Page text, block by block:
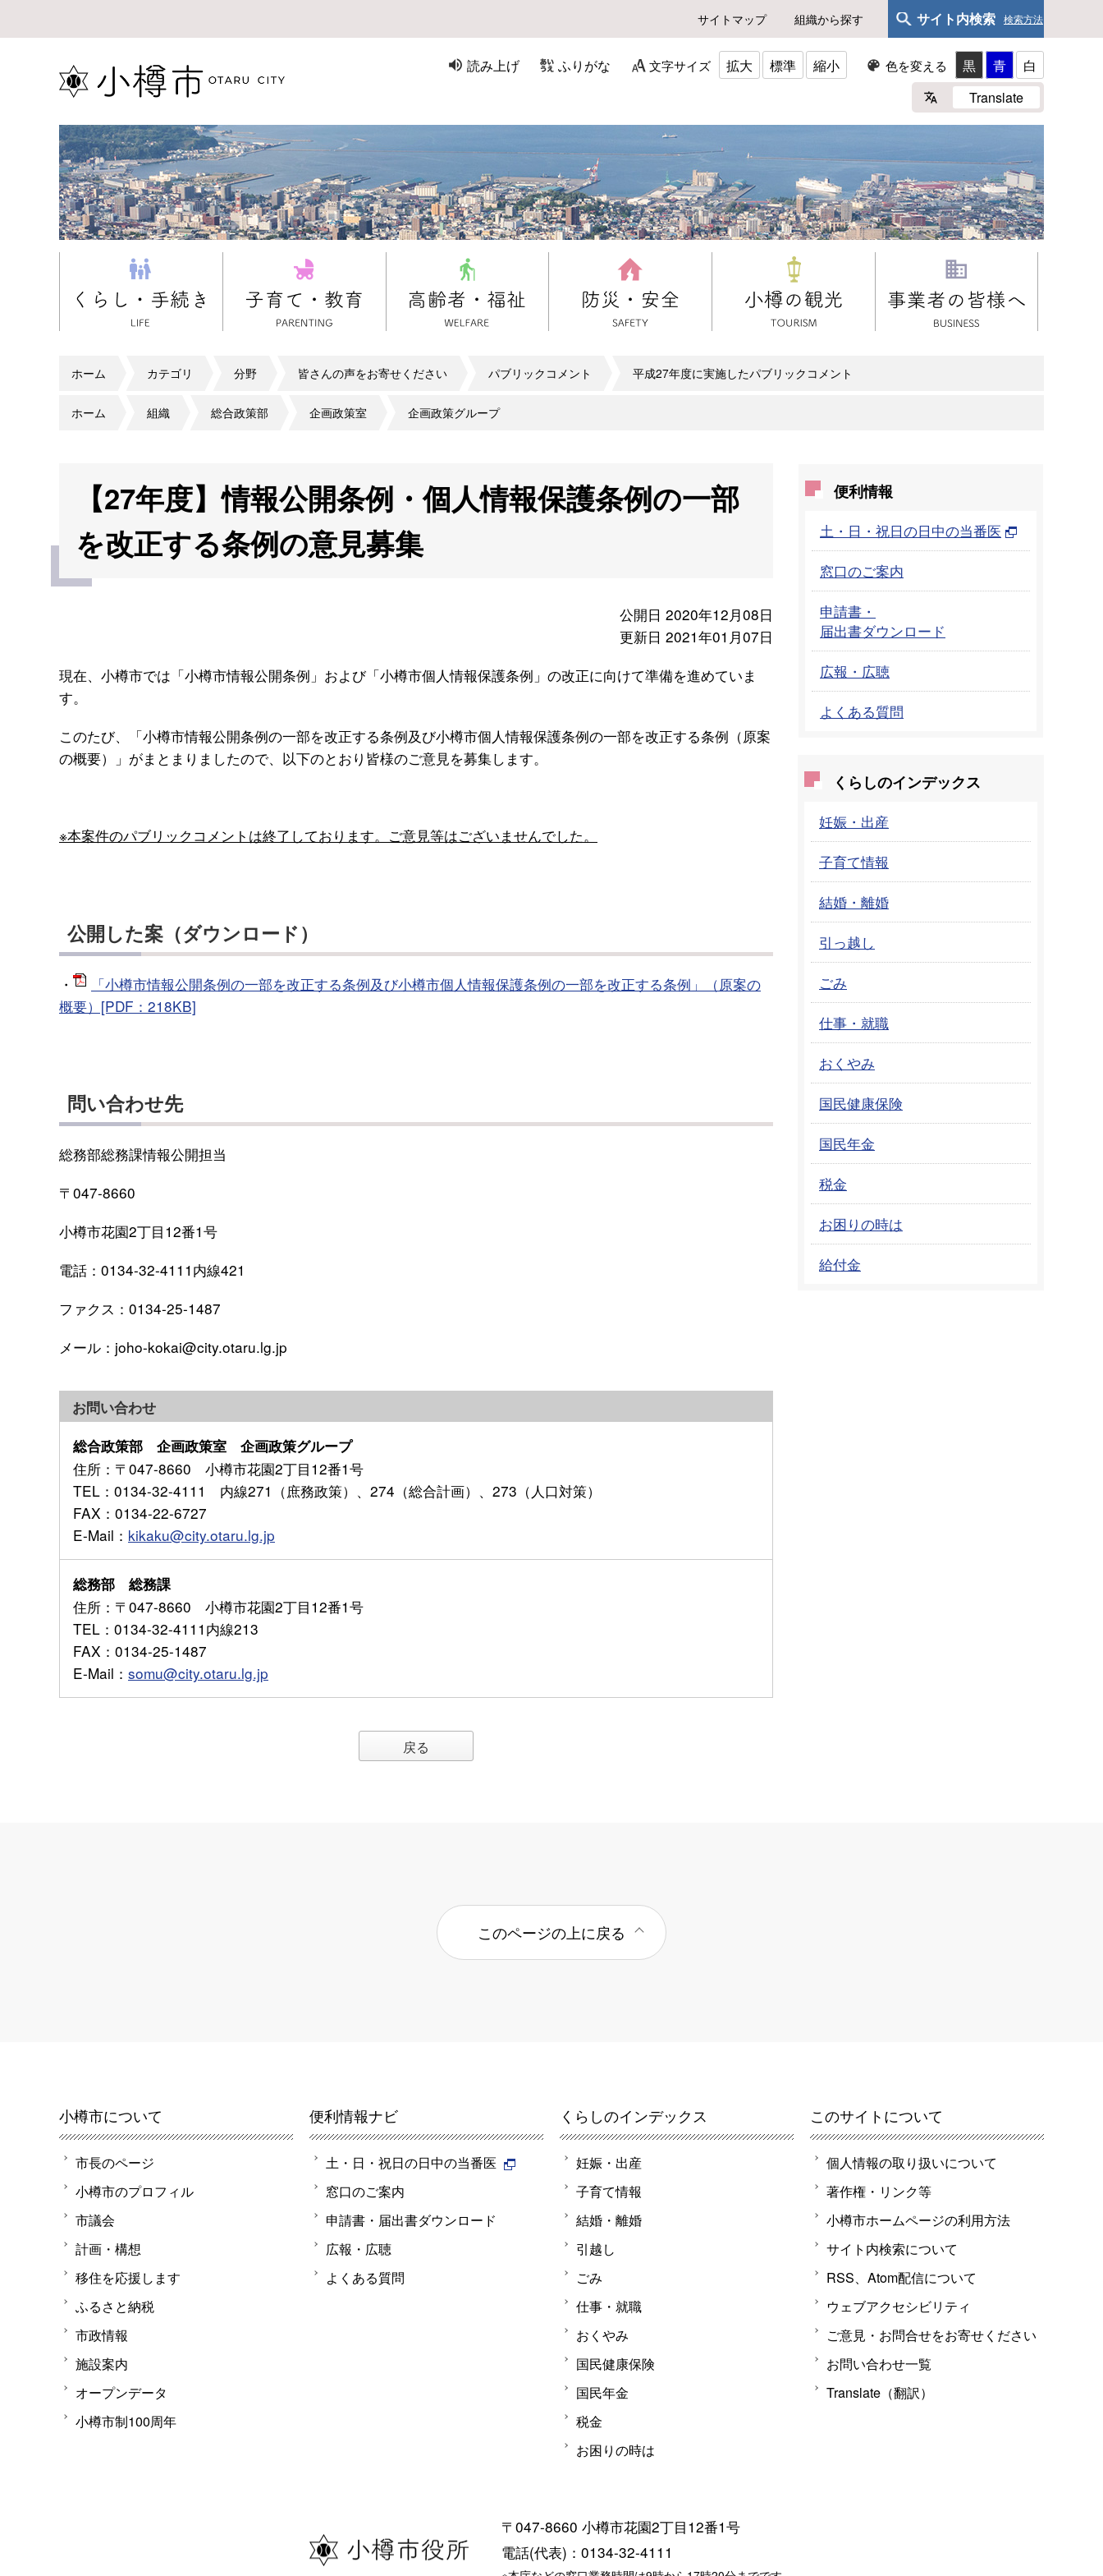
サイトマップ 組織から探す サイト内検索 検索方法
読み上げ ふりがな 文字サイズ 拡大 標準 縮小 色を変える 黒 青
白
Translate
ホーム カテゴリ 分野 皆さんの声をお寄せください パブリックコメント 平成27年度に実施したパブリックコメント
ホーム 組織 総合政策部 企画政策室 企画政策グループ
【27年度】情報公開条例・個人情報保護条例の一部
を改正する条例の意見募集
公開日 2020年12月08日
更新日 2021年01月07日
現在、小樽市では「小樽市情報公開条例」および「小樽市個人情報保護条例」の改正に向けて準備を進めていま
す。
このたび、「小樽市情報公開条例の一部を改正する条例及び小樽市個人情報保護条例の一部を改正する条例（原案
の概要）」がまとまりましたので、以下のとおり皆様のご意見を募集します。
※本案件のパブリックコメントは終了しております。ご意見等はございませんでした。
公開した案（ダウンロード）
・
「小樽市情報公開条例の一部を改正する条例及び小樽市個人情報保護条例の一部を改正する条例」（原案の
概要）[PDF：218KB]
問い合わせ先
総務部総務課情報公開担当
〒047-8660
小樽市花園2丁目12番1号
電話：0134-32-4111内線421
ファクス：0134-25-1487
メール：joho-kokai@city.otaru.lg.jp
お問い合わせ
総合政策部 企画政策室 企画政策グループ
住所 ：〒047-8660 小樽市花園2丁目12番1号
TEL ：0134-32-4111 内線271（庶務政策）、274（総合計画）、273（人口対策）
FAX ：0134-22-6727
E-Mail ： kikaku@city.otaru.lg.jp
総務部 総務課
住所 ：〒047-8660 小樽市花園2丁目12番1号
TEL ：0134-32-4111内線213
FAX ：0134-25-1487
E-Mail ： somu@city.otaru.lg.jp
戻る
便利情報
土・日・祝日の日中の当番医
窓口のご案内
申請書・
届出書ダウンロード
広報・広聴
よくある質問
くらしのインデックス
妊娠・出産
子育て情報
結婚・離婚
引っ越し
ごみ
仕事・就職
おくやみ
国民健康保険
国民年金
税金
お困りの時は
給付金
このページの上に戻る
小樽市について
市長のページ
小樽市のプロフィル
市議会
計画・構想
移住を応援します
ふるさと納税
市政情報
施設案内
オープンデータ
小樽市制100周年
便利情報ナビ
土・日・祝日の日中の当番医
窓口のご案内
申請書・届出書ダウンロード
広報・広聴
よくある質問
くらしのインデックス
妊娠・出産
子育て情報
結婚・離婚
引越し
ごみ
仕事・就職
おくやみ
国民健康保険
国民年金
税金
お困りの時は
このサイトについて
個人情報の取り扱いについて
著作権・リンク等
小樽市ホームページの利用方法
サイト内検索について
RSS、Atom配信について
ウェブアクセシビリティ
ご意見・お問合せをお寄せください
お問い合わせ一覧
Translate（翻訳）
〒047-8660 小樽市花園2丁目12番1号
電話(代表)：0134-32-4111